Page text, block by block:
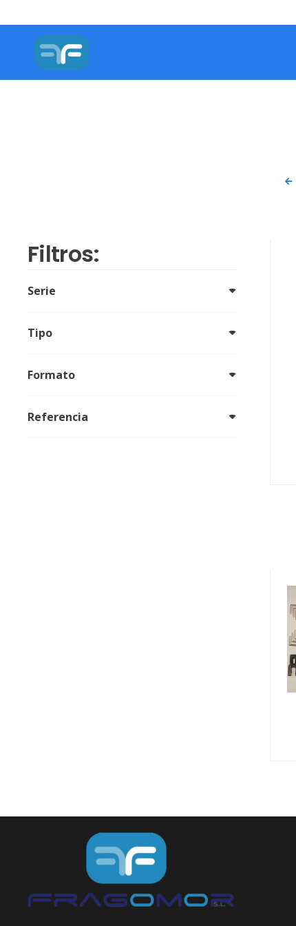
Filtros:
Serie
Tipo
Formato
Referencia